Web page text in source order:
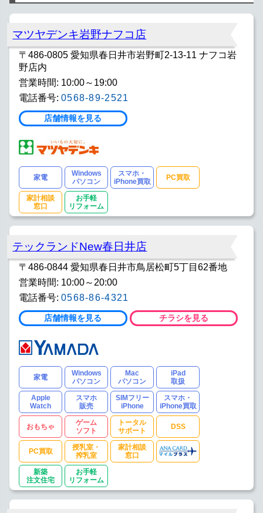
マツヤデンキ岩野ナフコ店
〒486-0805 愛知県春日井市岩野町2-13-11 ナフコ岩
野店内
営業時間: 10:00～19:00
電話番号: 0568-89-2521
店舗情報を見る
家電
Windows
パソコン
スマホ・
iPhone買取
PC買取
家計相談
窓口
お手軽
リフォーム
テックランドNew春日井店
〒486-0844 愛知県春日井市鳥居松町5丁目62番地
営業時間: 10:00～20:00
電話番号: 0568-86-4321
店舗情報を見る チラシを見る
家電
Windows
パソコン
Mac
パソコン
iPad
取扱
Apple
Watch
スマホ
販売
SIMフリー
iPhone
スマホ・
iPhone買取
おもちゃ
ゲーム
ソフト
トータル
サポート
DSS
PC買取
授乳室・
搾乳室
家計相談
窓口
新築
注文住宅
お手軽
リフォーム